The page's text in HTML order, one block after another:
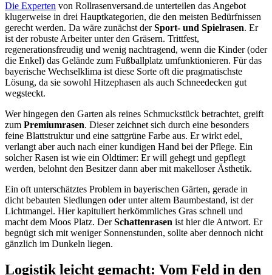
Die Experten von Rollrasenversand.de unterteilen das Angebot
klugerweise in drei Hauptkategorien, die den meisten Bedürfnissen
gerecht werden. Da wäre zunächst derSport- und Spielrasen. Er
ist der robuste Arbeiter unter den Gräsern. Trittfest,
regenerationsfreudig und wenig nachtragend, wenn die Kinder (oder
die Enkel) das Gelände zum Fußballplatz umfunktionieren. Für das
bayerische Wechselklima ist diese Sorte oft die pragmatischste
Lösung, da sie sowohl Hitzephasen als auch Schneedecken gut
wegsteckt.
Wer hingegen den Garten als reines Schmuckstück betrachtet, greift
zum Premiumrasen. Dieser zeichnet sich durch eine besonders
feine Blattstruktur und eine sattgrüne Farbe aus. Er wirkt edel,
verlangt aber auch nach einer kundigen Hand bei der Pflege. Ein
solcher Rasen ist wie ein Oldtimer: Er will gehegt und gepflegt
werden, belohnt den Besitzer dann aber mit makelloser Ästhetik.
Ein oft unterschätztes Problem in bayerischen Gärten, gerade in
dicht bebauten Siedlungen oder unter altem Baumbestand, ist der
Lichtmangel. Hier kapituliert herkömmliches Gras schnell und
macht dem Moos Platz. DerSchattenrasen ist hier die Antwort. Er
begnügt sich mit weniger Sonnenstunden, sollte aber dennoch nicht
gänzlich im Dunkeln liegen.
Logistik leicht gemacht: Vom Feld in den